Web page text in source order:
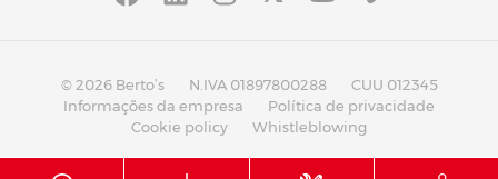
© 2026 Berto’s N.IVA 01897800288
CUU 012345
Informações da empresa
Política de privacidade
Cookie policy
Whistleblowing
® ®